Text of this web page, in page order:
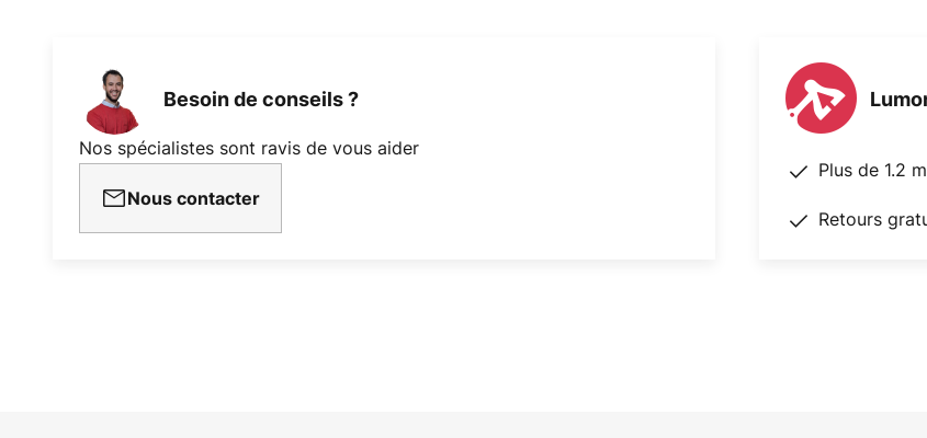
Besoin de conseils ?
Nos spécialistes sont ravis de vous aider
Nous contacter
Plus de 1.2
Retours